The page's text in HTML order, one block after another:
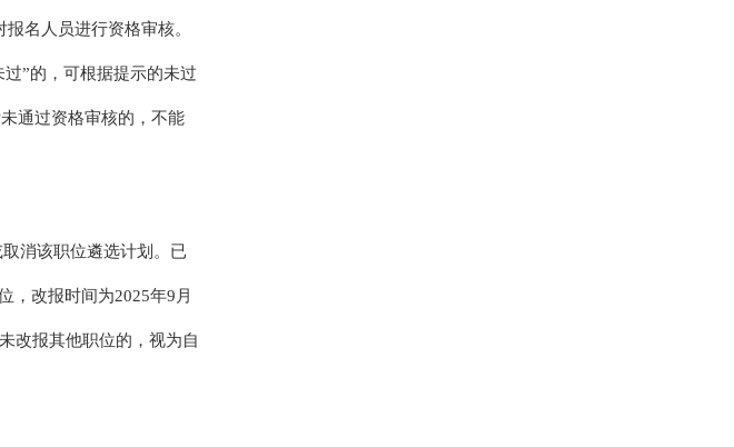
名人员进行资格审核。
”的，可根据提示的未过
通过资格审核的，不能
消该职位遴选计划。已
，改报时间为2025年9月
改报其他职位的，视为自